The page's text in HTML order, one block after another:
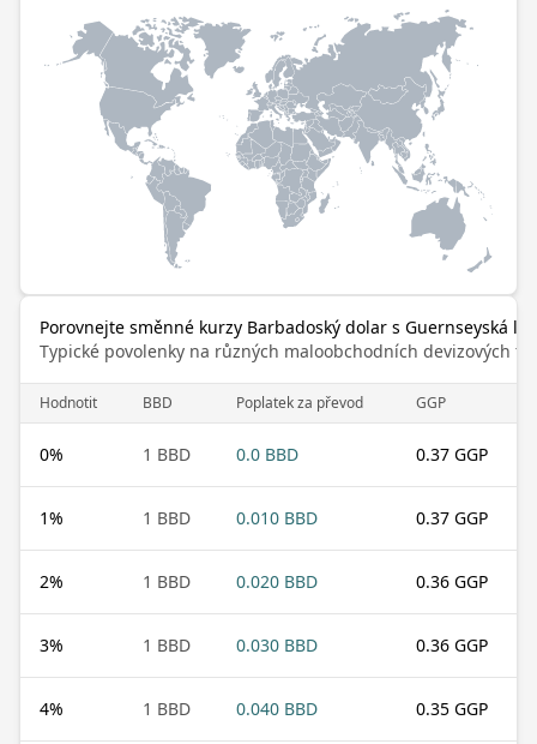
Porovnejte směnné kurzy Barbadoský dolar s Guernseyská
Typické povolenky na různých maloobchodních devizových
Hodnotit BBD Poplatek za převod GGP
0% 1 BBD 0.0 BBD 0.37 GGP
1% 1 BBD 0.010 BBD 0.37 GGP
2% 1 BBD 0.020 BBD 0.36 GGP
3% 1 BBD 0.030 BBD 0.36 GGP
4% 1 BBD 0.040 BBD 0.35 GGP